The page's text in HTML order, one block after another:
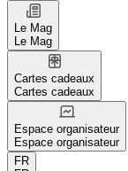
Le Mag
Le Mag
Cartes cadeaux
Cartes cadeaux
Espace organisateur
Espace organisateur
FR